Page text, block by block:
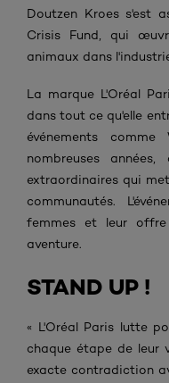
Doutzen Kroes s'est
Crisis Fund , qui
animaux dans
La marque L'Oréal
dans tout ce qu'elle
événements
nombreuses
extraordinaires qui
communautés.
femmes et leur
aventure.
STAND UP !
« L'Oréal Paris lutte
chaque étape de leur
exacte contradiction